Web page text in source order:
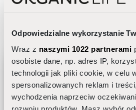
Odpowiedzialne wykorzystanie
Wraz z naszymi 1022 partnerami
osobiste dane, np. adres IP,
technologii jak pliki cookie, w celu
spersonalizowanych reklam i
wychodzenia naprzeciw
zastosowanych
ziołowych. Produktnie
syntetycznych estrów ani
Jak dobrać